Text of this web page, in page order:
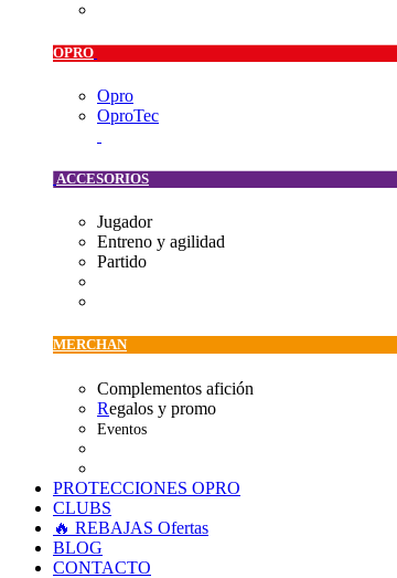
OPRO
Opro
OproTec
ACCESORIOS
Jugador
Entreno y agilidad
Partido
MERCHAN
Complementos afición
Regalos y promo
Eventos
PROTECCIONES OPRO
CLUBS
🔥 REBAJAS Ofertas
BLOG
CONTACTO